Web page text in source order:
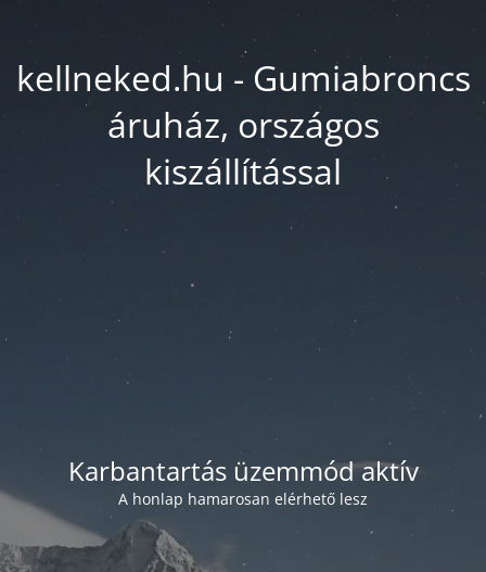
kellneked.hu - Gumiabroncs
áruház, országos
kiszállítással
Karbantartás üzemmód aktív
A honlap hamarosan elérhető lesz